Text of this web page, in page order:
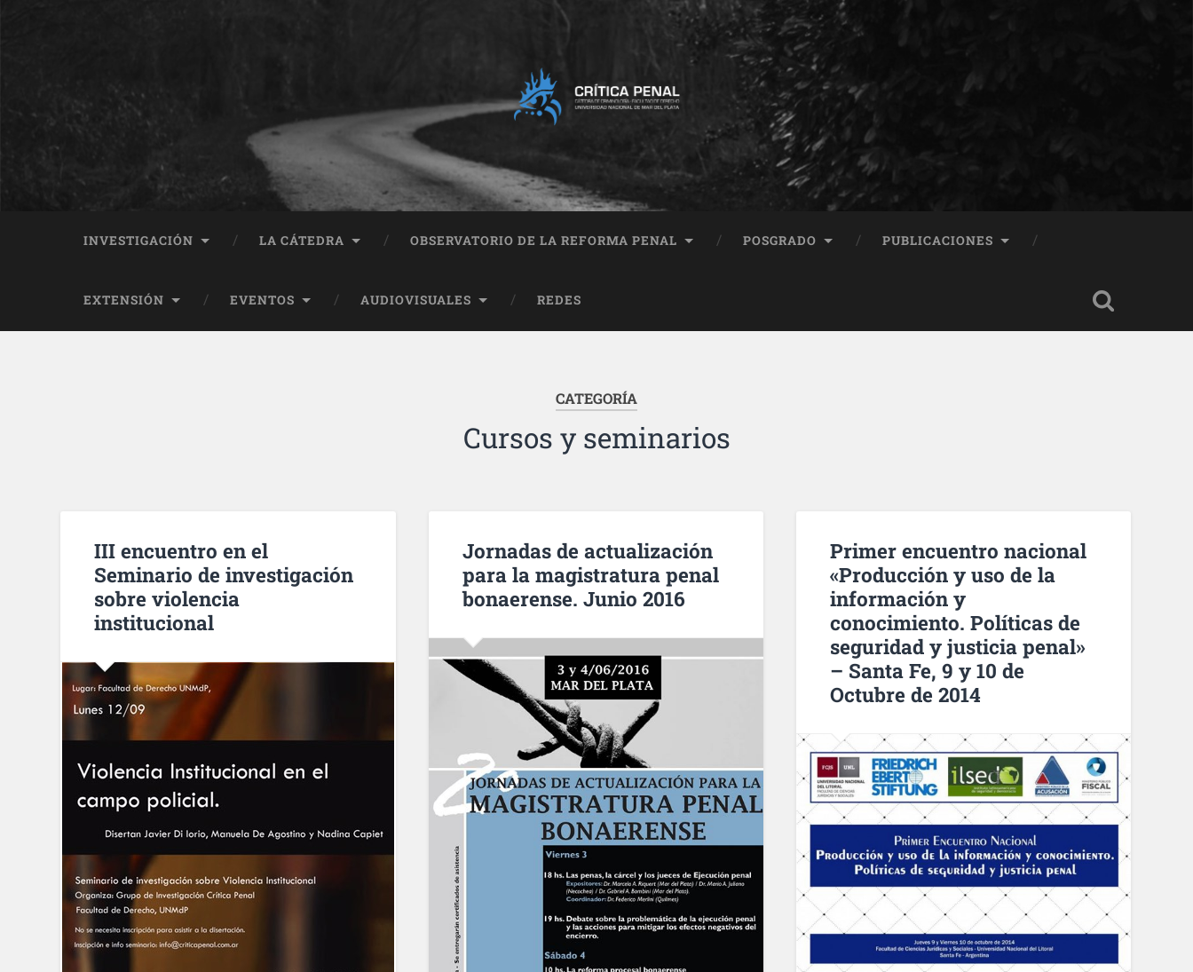
INVESTIGACIÓN LA CÁTEDRA OBSERVATORIO DE LA REFORMA PENAL POSGRADO PUBLICACIONES
EXTENSIÓN EVENTOS AUDIOVISUALES REDES
CATEGORÍA
Cursos y seminarios
III encuentro en el
Seminario de investigación
sobre violencia
institucional
Jornadas de actualización
para la magistratura penal
bonaerense. Junio 2016
Primer encuentro nacional
«Producción y uso de la
información y
conocimiento. Políticas de
seguridad y justicia penal»
– Santa Fe, 9 y 10 de
Octubre de 2014